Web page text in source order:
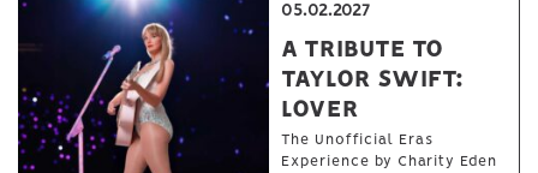
05.02.2027
A TRIBUTE TO
TAYLOR SWIFT:
LOVER
The Unofficial Eras
Experience by Charity Eden